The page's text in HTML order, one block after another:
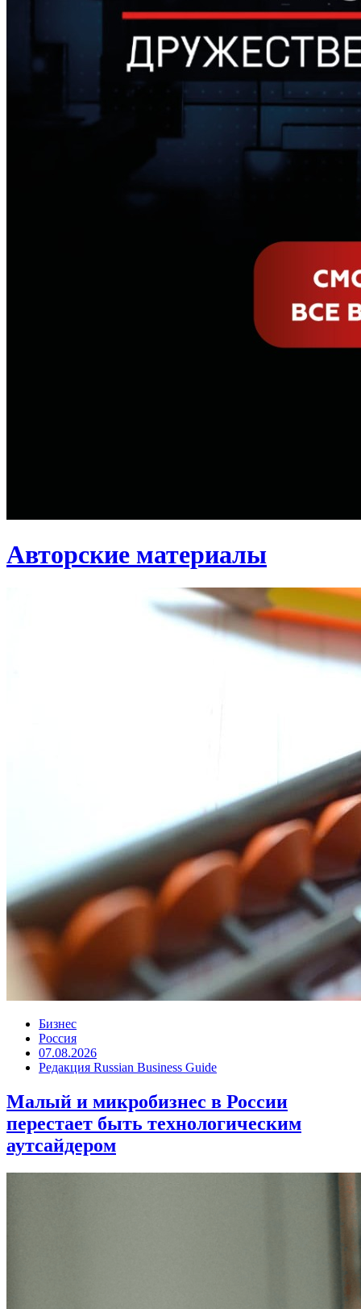
Авторские материалы
Бизнес
Россия
07.08.2026
Редакция Russian Business Guide
Малый и микробизнес в России
перестает быть технологическим
аутсайдером